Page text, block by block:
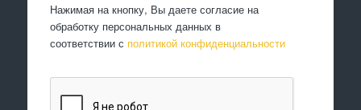
Нажимая на кнопку, Вы даете согласие на
обработку персональных данных в
соответствии с политикой конфиденциальности